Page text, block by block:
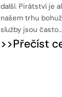
další. Pirátství je
našem trhu
služby jsou často…
>>Přečíst